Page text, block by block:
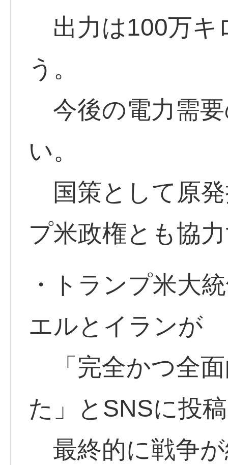
出力は100万キ
う。
今後の電力需
い。
国策として原
プ米政権とも協
・トランプ米大
エルとイランが
「完全かつ全
た」とSNSに投
最終的に戦争が